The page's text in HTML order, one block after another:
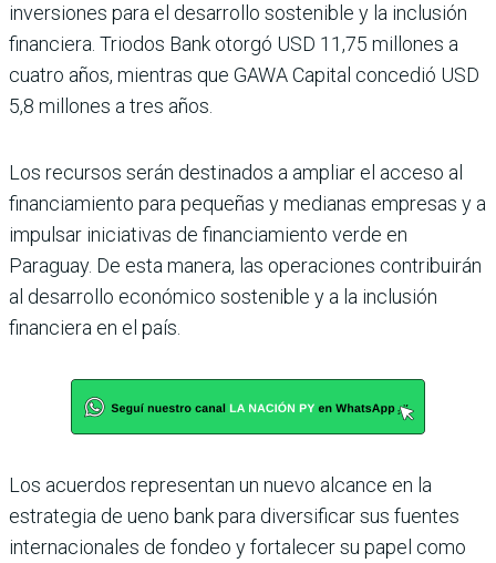
inversiones para el desarrollo sostenible y la inclusión
financiera. Triodos Bank otorgó USD 11,75 millo­nes a
cuatro años, mientras que GAWA Capital concedió USD
5,8 millones a tres años.
Los recursos serán desti­nados a ampliar el acceso al
financiamiento para peque­ñas y medianas empresas y a
impulsar iniciativas de finan­ciamiento verde en
Paraguay. De esta manera, las operacio­nes contribuirán
al desarrollo económico sostenible y a la inclusión
financiera en el país.
Los acuerdos representan un nuevo alcance en la
estrategia de ueno bank para diversificar sus fuentes
internacionales de fondeo y fortalecer su papel como